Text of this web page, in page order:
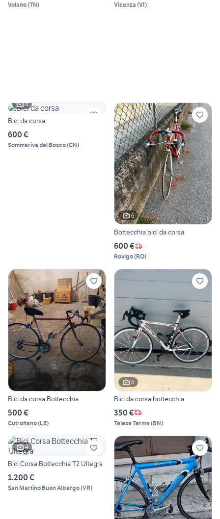
Volano(TN) Vicenza (VI)
3
Bici da corsa
600 €
Sommariva del Bosco(CN)
6
Bottecchia bici da corsa
600 €
Rovigo(RO)
Bici da corsa Bottecchia
500 €
Cutrofiano(LE)
6
Bici da corsa bottecchia
350 €
Telese Terme(BN)
4
Bici Corsa Bottecchia T2 Ultegra
1.200 €
San Martino Buon Albergo(VR)